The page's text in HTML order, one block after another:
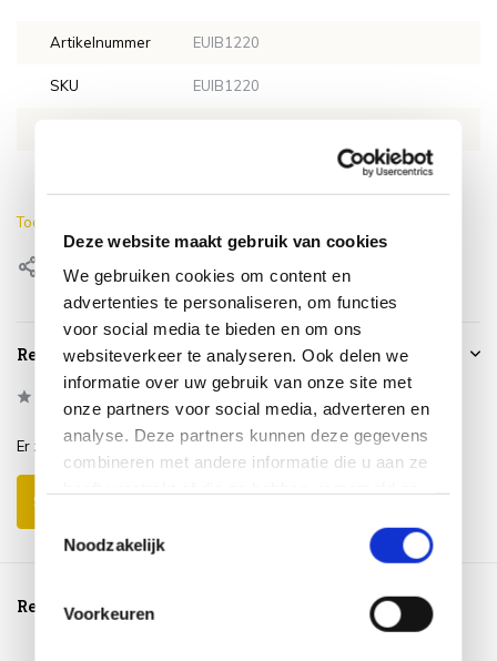
Deze website maakt gebruik van cookies
We gebruiken cookies om content en
advertenties te personaliseren, om functies
voor social media te bieden en om ons
websiteverkeer te analyseren. Ook delen we
informatie over uw gebruik van onze site met
onze partners voor social media, adverteren en
analyse. Deze partners kunnen deze gegevens
combineren met andere informatie die u aan ze
Noodzakelijk
Voorkeuren
Artikelnummer EUIB1220
SKU EUIB1220
Toon meer
Delen
Reviews
Based on 0 reviews
Er zijn nog geen reviews geschreven over dit product..
Schrijf je eigen review
Reeds bekeken